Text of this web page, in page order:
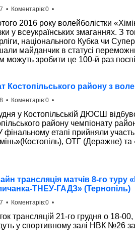
• Коментарів:0 •
2016 року волейболістки
у всеукраїнських змаганнях. З
національного Кубка чи
майданчик в статусі
можуть зробити це 100-й раз
Костопільського району з
• Коментарів:0 •
у Костопільській ДЮСШ
району чемпіонату
фінальному етапі прийняли
ОТГ (Деражне) та
трансляція матчів 8-го туру
ТНЕУ-ГАДЗ» (Тернопіль)
• Коментарів:0 •
трансляцій 21-го грудня о 18-
у спортивному залі НВК №26